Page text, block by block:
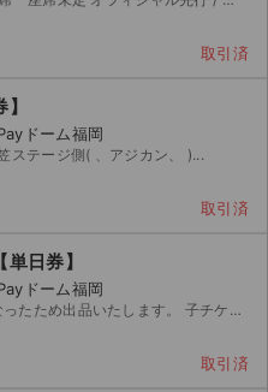
取引済
ドーム福岡
ステージ側( 、アジカン、 )...
取引済
日券】
ドーム福岡
[詳細] 山笠サイド席 出張で行けなくなったため出品いたします。 子チケットの分配となります。 ダウ...
取引済